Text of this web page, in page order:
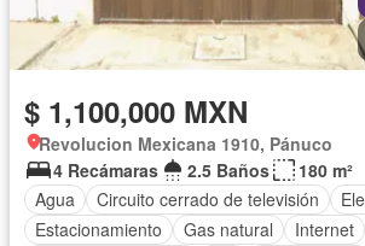
$ 1,100,000 MXN
Revolucion Mexicana 1910, Pánuco
4 Recámaras
2.5 Baños
180 m²
Agua
Circuito cerrado de televisión
Estacionamiento
Gas natural Internet